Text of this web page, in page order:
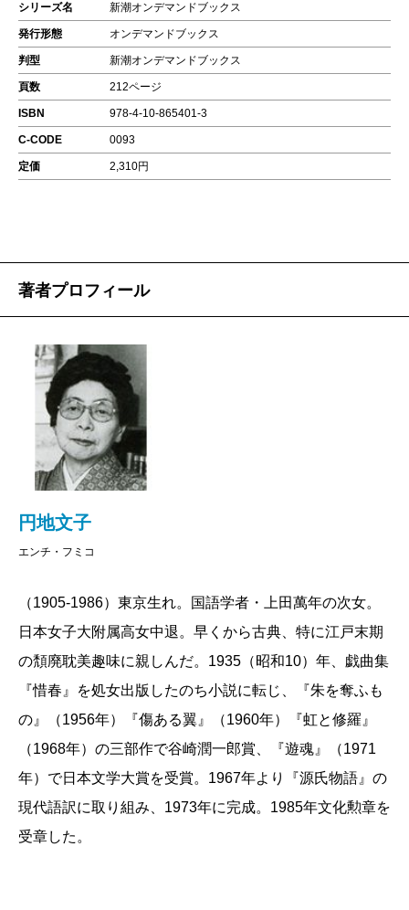
シリーズ名 新潮オンデマンドブックス
発行形態 オンデマンドブックス
判型 新潮オンデマンドブックス
頁数 212ページ
ISBN 978-4-10-865401-3
C-CODE 0093
定価 2,310円
著者プロフィール
円地文子
エンチ・フミコ
（1905-1986）東京生れ。国語学者・上田萬年の次女。
日本女子大附属高女中退。早くから古典、特に江戸末期
の頽廃耽美趣味に親しんだ。1935（昭和10）年、戯曲集
『惜春』を処女出版したのち小説に転じ、『朱を奪ふも
の』（1956年）『傷ある翼』（1960年）『虹と修羅』
（1968年）の三部作で谷崎潤一郎賞、『遊魂』（1971
年）で日本文学大賞を受賞。1967年より『源氏物語』の
現代語訳に取り組み、1973年に完成。1985年文化勲章を
受章した。